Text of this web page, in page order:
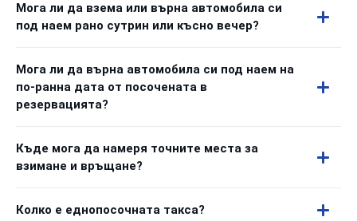
Мога ли да взема или върна автомобила си
под наем рано сутрин или късно вечер?
Мога ли да върна автомобила си под наем на
по-ранна дата от посочената в
резервацията?
Къде мога да намеря точните места за
взимане и връщане?
Колко е еднопосочната такса?